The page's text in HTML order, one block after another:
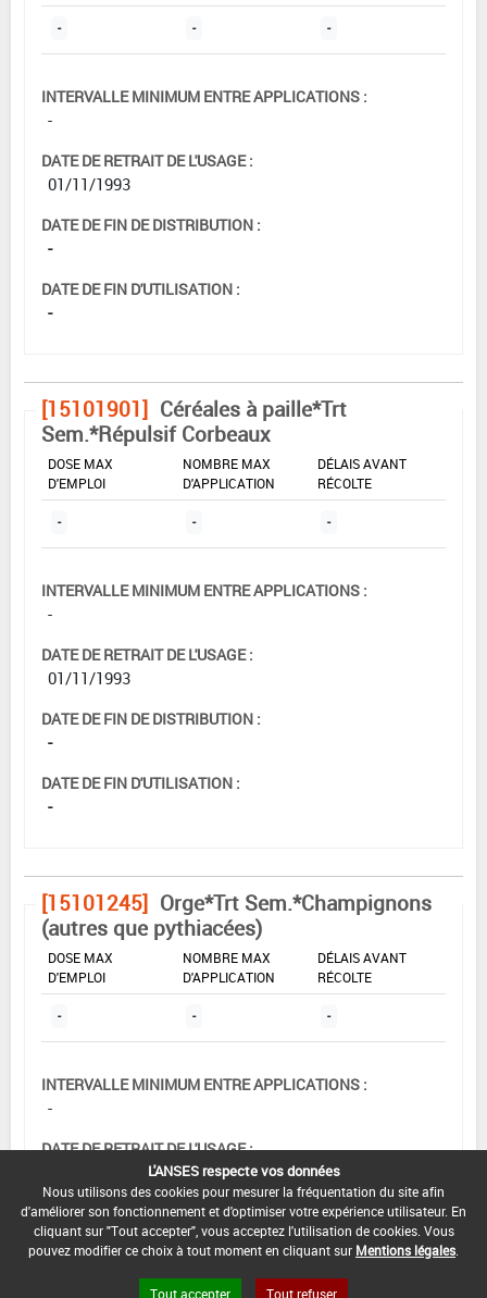
- - -
INTERVALLE MINIMUM ENTRE APPLICATIONS :
-
DATE DE RETRAIT DE L'USAGE :
01/11/1993
DATE DE FIN DE DISTRIBUTION :
-
DATE DE FIN D'UTILISATION :
-
[15101901] Céréales à paille*Trt
Sem.*Répulsif Corbeaux
DOSE MAX
D'EMPLOI
NOMBRE MAX
D'APPLICATION
DÉLAIS AVANT
RÉCOLTE
- - -
INTERVALLE MINIMUM ENTRE APPLICATIONS :
-
DATE DE RETRAIT DE L'USAGE :
01/11/1993
DATE DE FIN DE DISTRIBUTION :
-
DATE DE FIN D'UTILISATION :
-
[15101245] Orge*Trt Sem.*Champignons
(autres que pythiacées)
DOSE MAX
D'EMPLOI
NOMBRE MAX
D'APPLICATION
DÉLAIS AVANT
RÉCOLTE
- - -
INTERVALLE MINIMUM ENTRE APPLICATIONS :
-
DATE DE RETRAIT DE L'USAGE :
DATE DE FIN DE DISTRIBUTION :
-
DATE DE FIN D'UTILISATION :
L'ANSES respecte vos données
Nous utilisons des cookies pour mesurer la fréquentation du site afin
d'améliorer son fonctionnement et d'optimiser votre expérience utilisateur. En
cliquant sur "Tout accepter", vous acceptez l'utilisation de cookies. Vous
pouvez modifier ce choix à tout moment en cliquant sur Mentions légales
Tout accepter Tout refuser